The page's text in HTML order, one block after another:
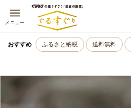
メニュー
おすすめ ふるさと納税 送料無料